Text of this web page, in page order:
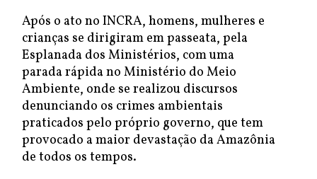
Após o ato no INCRA, homens, mulheres e
crianças se dirigiram em passeata, pela
Esplanada dos Ministérios, com uma
parada rápida no Ministério do Meio
Ambiente, onde se realizou discursos
denunciando os crimes ambientais
praticados pelo próprio governo, que tem
provocado a maior devastação da Amazônia
de todos os tempos.